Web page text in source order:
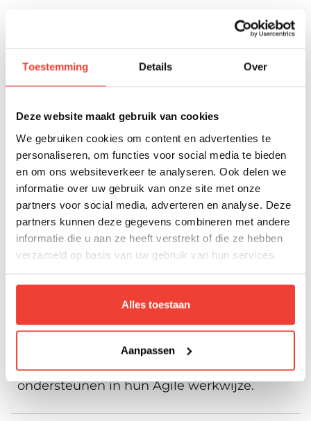
Toestemming Details Over
Deze website maakt gebruik van cookies
We gebruiken cookies om content en advertenties te
personaliseren, om functies voor social media te bieden
en om ons websiteverkeer te analyseren. Ook delen we
informatie over uw gebruik van onze site met onze
partners voor social media, adverteren en analyse. Deze
partners kunnen deze gegevens combineren met andere
informatie die u aan ze heeft verstrekt of die ze hebben
verzameld op basis van uw gebruik van hun services.
Alles toestaan
Aanpassen
Veelgestelde vragen
Voor wie is de training Scrum
Master bedoeld?
De training Scrum Master is bedoeld voor
begeleiden bij het toepassen van Scrum,
zoals (toekomstige) Scrum Masters,
teamleads en projectcoördinatoren. De
training helpt je om deze rol effectief te
vervullen en teams optimaal te
ondersteunen in hun Agile werkwijze.